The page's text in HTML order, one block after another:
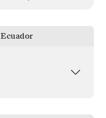
Ecuador